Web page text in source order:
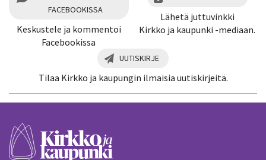
FACEBOOKISSA
Keskustele ja kommentoi
Facebookissa
Lähetä juttuvinkki
Kirkko ja kaupunki -mediaan.
UUTISKIRJE
Tilaa Kirkko ja kaupungin ilmaisia uutiskirjeitä.